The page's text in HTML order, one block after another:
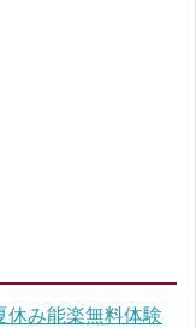
み能楽無料体験